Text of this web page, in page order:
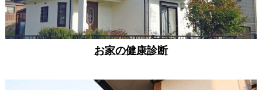
お家の健康診断